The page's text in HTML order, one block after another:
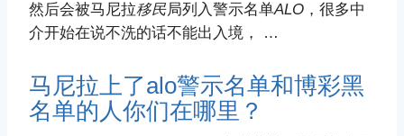
然后会被马尼拉移民局列入警示名单ALO ，很多中
介开始在说不洗的话不能出入境， …
马尼拉上了alo警示名单和博彩黑
名单的人你们在哪里？